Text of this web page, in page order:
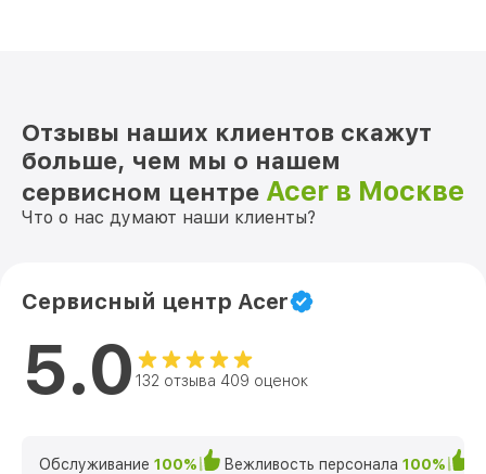
Отзывы наших клиентов скажут
больше, чем мы о нашем
сервисном центре Acer в Москве
Что о нас думают наши клиенты?
Сервисный центр Acer
5.0 132 отзыва 409 оценок
Обслуживание 100% Вежливость персонала 100%